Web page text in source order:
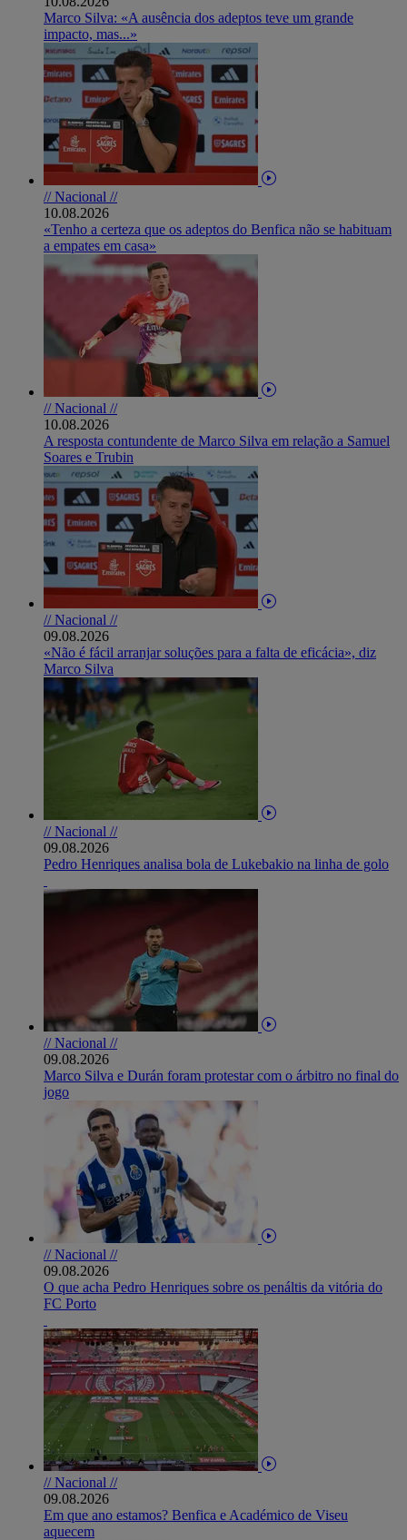
Marco Silva: «A ausência dos adeptos teve um grande
impacto, mas...»
// Nacional //
10.08.2026
«Tenho a certeza que os adeptos do Benfica não se habituam
a empates em casa»
// Nacional //
10.08.2026
A resposta contundente de Marco Silva em relação a Samuel
Soares e Trubin
// Nacional //
09.08.2026
«Não é fácil arranjar soluções para a falta de eficácia», diz
Marco Silva
// Nacional //
09.08.2026
Pedro Henriques analisa bola de Lukebakio na linha de golo
// Nacional //
09.08.2026
Marco Silva e Durán foram protestar com o árbitro no final do
jogo
// Nacional //
09.08.2026
O que acha Pedro Henriques sobre os penáltis da vitória do
FC Porto
// Nacional //
09.08.2026
Em que ano estamos? Benfica e Académico de Viseu
aquecem